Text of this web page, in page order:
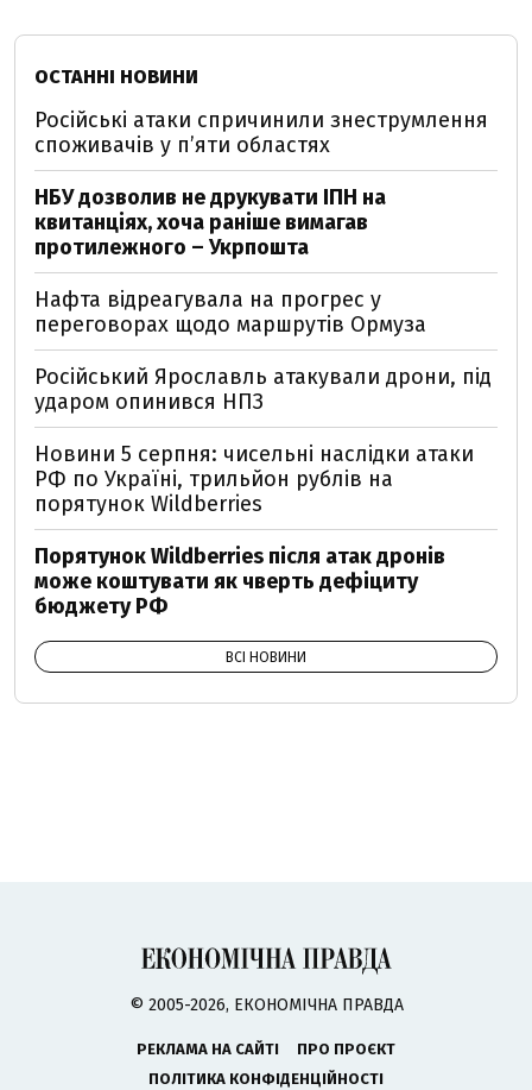
ОСТАННІ НОВИНИ
Російські атаки спричинили знеструмлення
споживачів у п’яти областях
НБУ дозволив не друкувати ІПН на
квитанціях, хоча раніше вимагав
протилежного – Укрпошта
Нафта відреагувала на прогрес у
переговорах щодо маршрутів Ормуза
Російський Ярославль атакували дрони, під
ударом опинився НПЗ
Новини 5 серпня: чисельні наслідки атаки
РФ по Україні, трильйон рублів на
порятунок Wildberries
Порятунок Wildberries після атак дронів
може коштувати як чверть дефіциту
бюджету РФ
ВСІ НОВИНИ
© 2005-2026, ЕКОНОМІЧНА ПРАВДА
РЕКЛАМА НА САЙТІ
ПРО ПРОЄКТ
ПОЛІТИКА КОНФІДЕНЦІЙНОСТІ